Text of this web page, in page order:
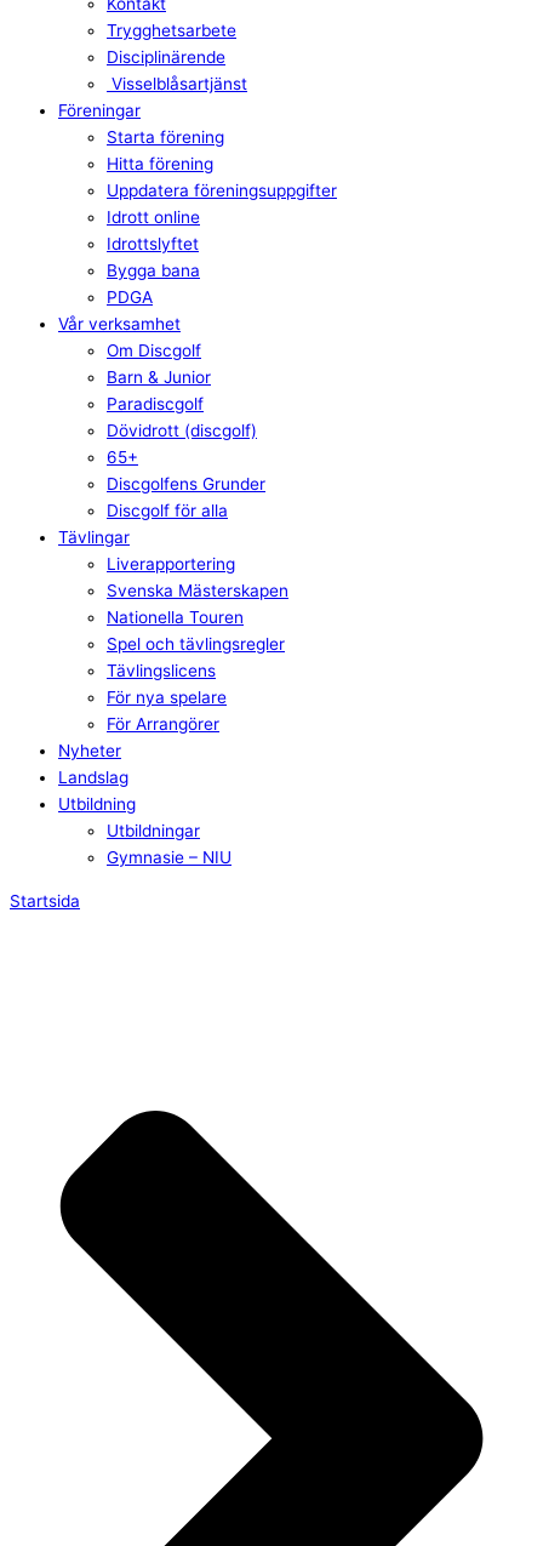
Trygghetsarbete
Disciplinärende
Visselblåsartjänst
Föreningar
Starta förening
Hitta förening
Uppdatera föreningsuppgifter
Idrott online
Idrottslyftet
Bygga bana
PDGA
Vår verksamhet
Om Discgolf
Barn & Junior
Paradiscgolf
Dövidrott (discgolf)
65+
Discgolfens Grunder
Discgolf för alla
Tävlingar
Liverapportering
Svenska Mästerskapen
Nationella Touren
Spel och tävlingsregler
Tävlingslicens
För nya spelare
För Arrangörer
Nyheter
Landslag
Utbildning
Utbildningar
Gymnasie – NIU
Startsida